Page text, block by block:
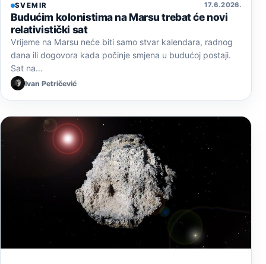
SVEMIR 17. 6. 2026.
Budućim kolonistima na Marsu trebat će novi
relativistički sat
Vrijeme na Marsu neće biti samo stvar kalendara, radnog
dana ili dogovora kada počinje smjena u budućoj postaji.
Sat na…
Ivan Petričević